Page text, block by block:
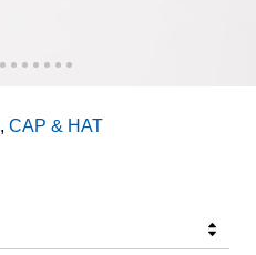
, CAP & HAT